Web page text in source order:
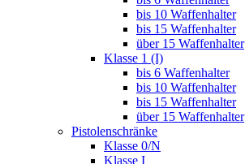
bis 10 Waffenhalter
bis 15 Waffenhalter
über 15 Waffenhalter
Klasse 1 (I)
bis 6 Waffenhalter
bis 10 Waffenhalter
bis 15 Waffenhalter
über 15 Waffenhalter
Pistolenschränke
Klasse 0/N
Klasse I